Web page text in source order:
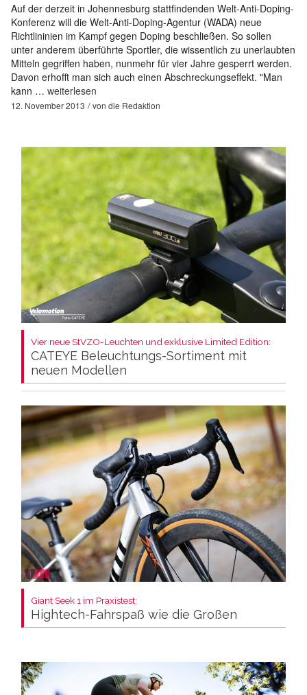
Auf der derzeit in Johennesburg stattfindenden Welt-Anti-Doping-
Konferenz will die Welt-Anti-Doping-Agentur (WADA) neue
Richtlininien im Kampf gegen Doping beschließen. So sollen
unter anderem überführte Sportler, die wissentlich zu unerlaubten
Mitteln gegriffen haben, nunmehr für vier Jahre gesperrt werden.
Davon erhofft man sich auch einen Abschreckungseffekt. "Man
kann … weiterlesen
12. November 2013 von die Redaktion
Vier neue StVZO-Leuchten und exklusive Limited Edition:
CATEYE Beleuchtungs-Sortiment mit
neuen Modellen
Giant Seek 1 im Praxistest:
Hightech-Fahrspaß wie die Großen